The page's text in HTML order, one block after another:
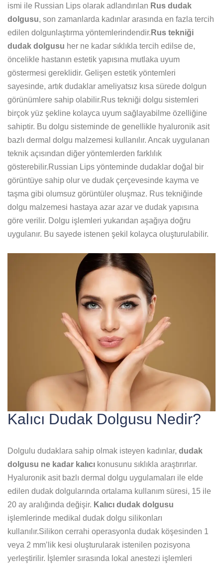
ismi ile Russian Lips olarak adlandırılan Rus dudak
dolgusu, son zamanlarda kadınlar arasında en fazla tercih
edilen dolgunlaştırma yöntemlerindendir. Rus tekniği
dudak dolgusu her ne kadar sıklıkla tercih edilse de,
öncelikle hastanın estetik yapısına mutlaka uyum
göstermesi gereklidir. Gelişen estetik yöntemleri
sayesinde, artık dudaklar ameliyatsız kısa sürede dolgun
görünümlere sahip olabilir.Rus tekniği dolgu sistemleri
birçok yüz şekline kolayca uyum sağlayabilme özelliğine
sahiptir. Bu dolgu sisteminde de genellikle hyaluronik asit
bazlı dermal dolgu malzemesi kullanılır. Ancak uygulanan
teknik açısından diğer yöntemlerden farklılık
gösterebilir.Russian Lips yönteminde dudaklar doğal bir
görüntüye sahip olur ve dudak çerçevesinde kayma ve
taşma gibi olumsuz görüntüler oluşmaz. Rus tekniğinde
dolgu malzemesi hastaya azar azar ve dudak yapısına
göre verilir. Dolgu işlemleri yukarıdan aşağıya doğru
uygulanır. Bu sayede istenen şekil kolayca oluşturulabilir.
Kalıcı Dudak Dolgusu Nedir?
Dolgulu dudaklara sahip olmak isteyen kadınlar, dudak
dolgusu ne kadar kalıcı konusunu sıklıkla araştırırlar.
Hyaluronik asit bazlı dermal dolgu uygulamaları ile elde
edilen dudak dolgularında ortalama kullanım süresi, 15 ile
20 ay aralığında değişir. Kalıcı dudak dolgusu
işlemlerinde medikal dudak dolgu silikonları
kullanılır.Silikon cerrahi operasyonla dudak köşesinden 1
veya 2 mm’lik kesi oluşturularak istenilen pozisyona
yerleştirilir. İşlemler sırasında lokal anestezi işlemleri